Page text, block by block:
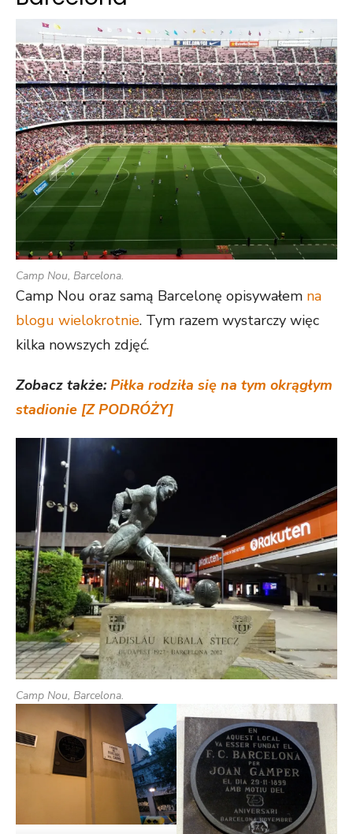
Camp Nou, Barcelona.
Camp Nou oraz samą Barcelonę opisywałem na
blogu wielokrotnie. Tym razem wystarczy więc
kilka nowszych zdjęć.
Zobacz także: Piłka rodziła się na tym okrągłym
stadionie [Z PODRÓŻY]
Camp Nou, Barcelona.